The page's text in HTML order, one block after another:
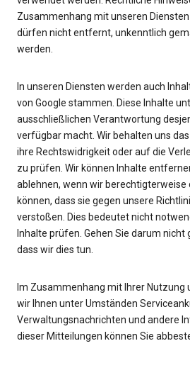
Zusammenhang mit unseren
dürfen nicht entfernt, unkenntlich
werden.
In unseren Diensten werden auch
von Google stammen. Diese Inhalte
ausschließlichen Verantwortung
verfügbar macht. Wir behalten uns
ihre Rechtswidrigkeit oder auf die
zu prüfen. Wir können Inhalte
ablehnen, wenn wir berechtigterweise
können, dass sie gegen unsere
verstoßen. Dies bedeutet nicht
Inhalte prüfen. Gehen Sie darum nicht
dass wir dies tun.
Im Zusammenhang mit Ihrer Nutzung
wir Ihnen unter Umständen
Verwaltungsnachrichten und andere
dieser Mitteilungen können Sie